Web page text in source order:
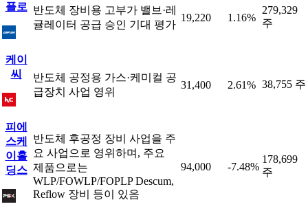
플로 반도체 장비용 고부가 밸브·레
귤레이터 공급 승인 기대 평가
19,220 1.16%
279,329
주
케이
씨
반도체 공정용 가스·케미컬 공
급장치 사업 영위
31,400 2.61% 38,755 주
피에
스케
이홀
딩스
반도체 후공정 장비 사업을 주
요 사업으로 영위하며, 주요
제품으로는
WLP/FOWLP/FOPLP Descum,
Reflow 장비 등이 있음
94,000 -7.48%
178,699
주